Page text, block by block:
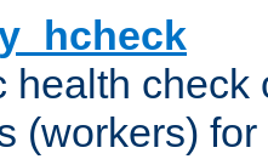
health check
(workers) for